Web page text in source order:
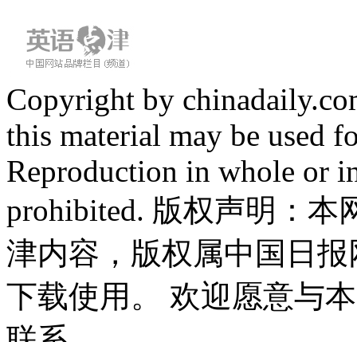
Copyright by
this material may be used
Reproduction in whole or
prohibited. 版权声明：
津内容，版权属中国日
下载使用。 欢迎愿意与